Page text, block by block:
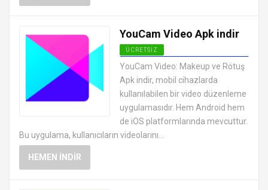
YouCam Video Apk indir
ÜCRETSIZ
ANDROID FOTOĞRAF DÜZENLEME
UYGULAMALARI APK
YouCam Video: Makeup ve Rötuş
Apk indir, mobil cihazlarda
kullanılabilen bir video düzenleme
uygulamasıdır. Hem Android hem
de iOS platformlarında mevcuttur.
Bu uygulama, kullanıcıların videolarını...
HEMEN İNDIR